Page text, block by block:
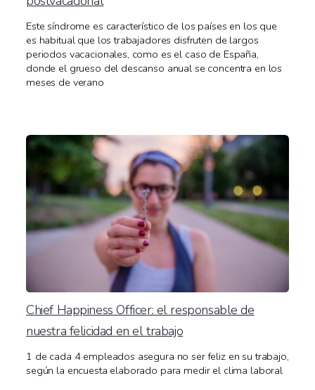
Este síndrome es característico de los países en los que
es habitual que los trabajadores disfruten de largos
periodos vacacionales, como es el caso de España,
donde el grueso del descanso anual se concentra en los
meses de verano
Chief Happiness Officer: el responsable de
nuestra felicidad en el trabajo
1 de cada 4 empleados asegura no ser feliz en su trabajo,
según la encuesta elaborado para medir el clima laboral